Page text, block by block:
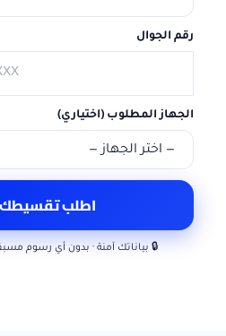
رقم الجوال
الجهاز المطلوب (اختياري)
اطلب تقسيطك
🔒 بياناتك آمنة · بدون أي رسوم